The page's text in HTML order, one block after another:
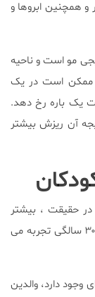
ابروها و
مو است و ناحیه
است در یک
یک باره رخ دهد.
آن ریزش بیشتر
در حقیقت ، بیشتر
افراد مبتلا به این بیماری اولین ریزش مو را قبل از ۳۰ سالگی تجربه می
وجود دارد، والدین